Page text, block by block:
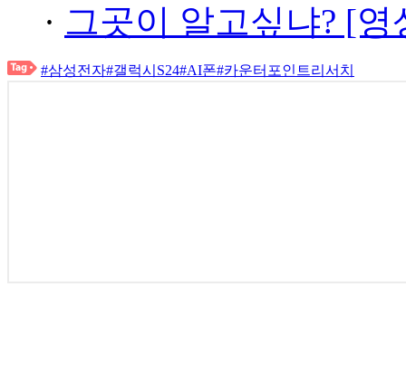
· 그곳이 알고싶냐? [
#삼성전자#갤럭시S24#AI폰#카운터포인트리서치